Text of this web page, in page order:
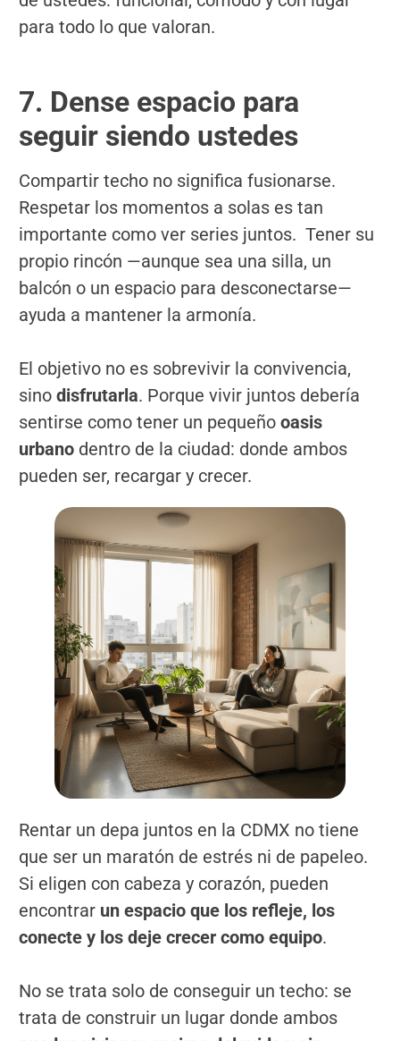
para todo lo que valoran.
7. Dense espacio para
seguir siendo ustedes
Compartir techo no significa fusionarse.
Respetar los momentos a solas es tan
importante como ver series juntos. Tener su
propio rincón —aunque sea una silla, un
balcón o un espacio para desconectarse—
ayuda a mantener la armonía.
El objetivo no es sobrevivir la convivencia,
sino disfrutarla. Porque vivir juntos debería
sentirse como tener un pequeño oasis
urbanodentro de la ciudad: donde ambos
pueden ser, recargar y crecer.
Rentar un depa juntos en la CDMX no tiene
que ser un maratón de estrés ni de papeleo.
Si eligen con cabeza y corazón, pueden
encontrar un espacio que los refleje, los
conecte y los deje crecer como equipo.
No se trata solo de conseguir un techo: se
trata de construir un lugar donde ambos